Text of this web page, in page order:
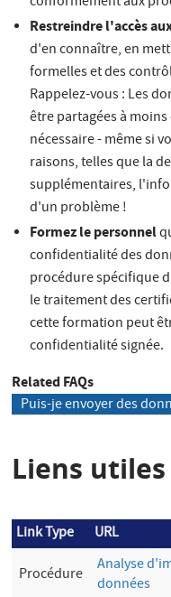
Restreindre l'accès
d'en connaître, en
formelles et des
Rappelez-vous : Les
être partagées à
nécessaire - même si
raisons, telles que la
supplémentaires,
d'un problème !
Formez le personnel
confidentialité des
procédure spécifique
le traitement des
cette formation peut
confidentialité signée.
Related FAQs
Puis-je envoyer des
Liens utiles
Link Type
URL
Procédure
Analyse
données